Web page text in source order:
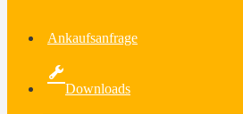
Ankaufsanfrage
Downloads